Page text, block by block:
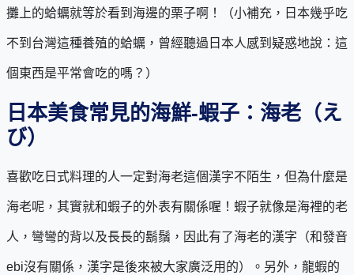
攤上的蛤蠣就等於看到海邊的栗子啊！（小補充，日本幾乎吃
不到台灣這種養殖的蛤蠣，曾經聽過日本人感到疑惑地說：這
個東西是平常會吃的嗎？）
日本美食常見的海鮮-蝦子：海老（え
び）
喜歡吃日式料理的人一定對海老這個漢字不陌生，但為什麼是
海老呢，其實就和蝦子的外表有關係喔！蝦子就像是海裡的老
人，彎彎的背以及長長的鬍鬚，因此有了海老的漢字（和發音
ebi沒有關係，漢字是後來被大家廣泛用的）。另外，龍蝦的